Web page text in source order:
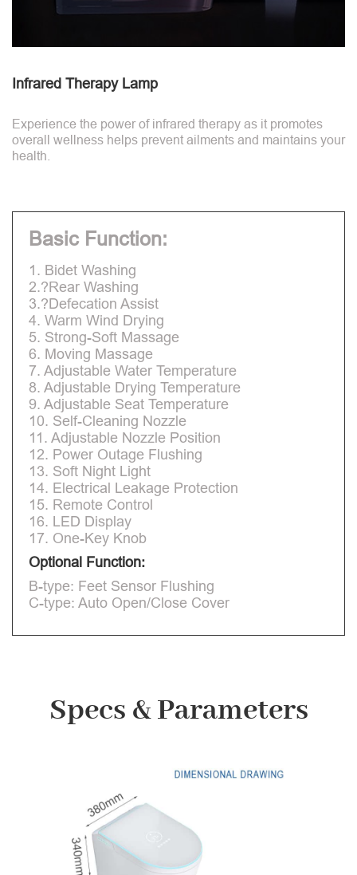
Infrared Therapy Lamp
Experience the power of infrared therapy as it promotes
overall wellness helps prevent ailments and maintains your
health.
Basic Function:
1. Bidet Washing
2.?Rear Washing
3.?Defecation Assist
4. Warm Wind Drying
5. Strong-Soft Massage
6. Moving Massage
7. Adjustable Water Temperature
8. Adjustable Drying Temperature
9. Adjustable Seat Temperature
10. Self-Cleaning Nozzle
11. Adjustable Nozzle Position
12. Power Outage Flushing
13. Soft Night Light
14. Electrical Leakage Protection
15. Remote Control
16. LED Display
17. One-Key Knob
Optional Function:
B-type: Feet Sensor Flushing
C-type: Auto Open/Close Cover
Specs & Parameters